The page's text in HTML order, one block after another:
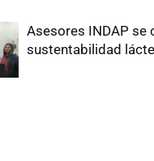
Asesores INDAP se
sustentabilidad